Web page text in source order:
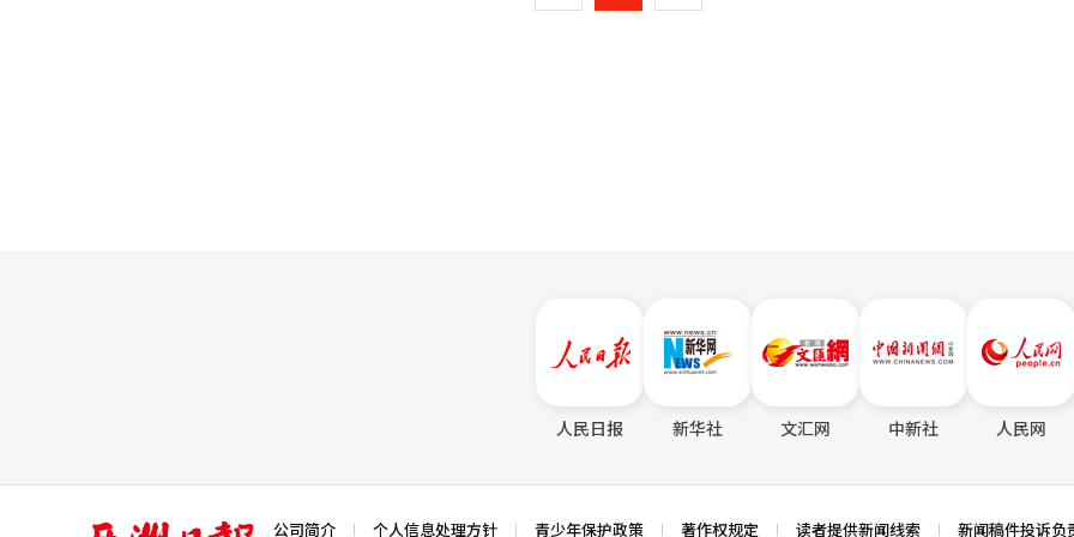
国家，追踪原产地、实际生产过程和出口路径变得愈发困难。贸易救济机构需要具备超越简单价格比较的能
口的国内企业也可能受到直接影响。 近年来，国内轮胎行业不断扩大在欧洲市场的销售比例。随着电动车转型、高尺
产基地，同时在捷克工厂扩大欧洲本地供应体系，正在推进捷克工厂的二期扩建，计划建立年产5000万条
体系。预计欧洲本地生产比例的提高将成为降低未来欧盟关税风险的变量。 然而，轮胎行业普遍认为此次措施不仅是
简单的关税问题，而是供应链重组的信号。随着美国和欧洲的保护主义趋势加强，生产基地战略本身需要重
特别是轮胎行业的替换市场占比高，价格敏感度大。如果关税负担导致销售价格上涨，可能会影响在欧洲市
本报道经人工智能（AI）系统翻译与编辑。
人民日报 新华社 文汇网 中新社 人民网
亚 公司简介 个人信息处理方针 青少年保护政策 著作权规定 读者提供新闻线索 新闻稿件投诉负